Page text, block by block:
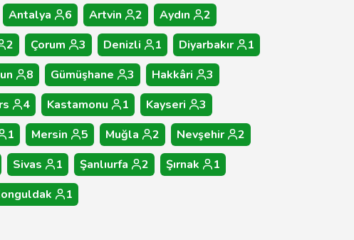
Antalya 6 Artvin 2 Aydın
2
2 Çorum 3 Denizli 1 Diyarbakır
1
8 Gümüşhane 3 Hakkâri
3
4 Kastamonu 1 Kayseri
3
1 Mersin 5 Muğla 2 Nevşehir
2
Sivas 1 Şanlıurfa 2 Şırnak
1
1